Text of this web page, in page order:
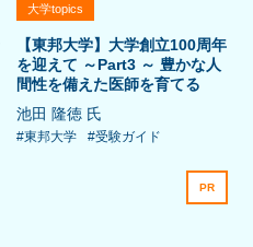
大学topics
【東邦大学】大学創立100周年
を迎えて ～Part3 ～ 豊かな人
間性を備えた医師を育てる
池田 隆徳 氏
#東邦大学 #受験ガイド
PR